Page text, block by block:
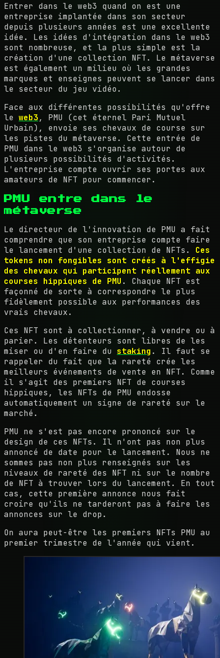
Entrer dans le web3 quand on est une
entreprise implantée dans son secteur
depuis plusieurs années est une excellente
idée. Les idées d'intégration dans le web3
sont nombreuse, et la plus simple est la
création d'une collection NFT. Le métaverse
est également un milieu où les grandes
marques et enseignes peuvent se lancer dans
le secteur du jeu vidéo.
Face aux différentes possibilités qu'offre
le web3, PMU (cet éternel Pari Mutuel
Urbain), envoie ses chevaux de course sur
les pistes du métaverse. Cette entrée de
PMU dans le web3 s'organise autour de
plusieurs possibilités d'activités.
L'entreprise compte ouvrir ses portes aux
amateurs de NFT pour commencer.
PMU entre dans le
métaverse
Le directeur de l'innovation de PMU a fait
comprendre que son entreprise compte faire
le lancement d'une collection de NFTs. Ces
tokens non fongibles sont créés à l'effigie
des chevaux qui participent réellement aux
courses hippiques de PMU . Chaque NFT est
façonné de sorte à correspondre le plus
fidèlement possible aux performances des
vrais chevaux.
Ces NFT sont à collectionner, à vendre ou à
parier. Les détenteurs sont libres de les
miser ou d'en faire du staking . Il faut se
rappeler du fait que la rareté crée les
meilleurs événements de vente en NFT. Comme
il s'agit des premiers NFT de courses
hippiques, les NFTs de PMU endosse
automatiquement un signe de rareté sur le
marché.
PMU ne s'est pas encore prononcé sur le
design de ces NFTs. Il n'ont pas non plus
annoncé de date pour le lancement. Nous ne
sommes pas non plus renseignés sur les
niveaux de rareté des NFT ni sur le nombre
de NFT à trouver lors du lancement. En tout
cas, cette première annonce nous fait
croire qu'ils ne tarderont pas à faire les
annonces sur le drop.
On aura peut-être les premiers NFTs PMU au
premier trimestre de l'année qui vient.